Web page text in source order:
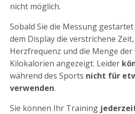
nicht möglich.
Sobald Sie die Messung
dem Display die verstrichene
Herzfrequenz und die Menge
Kilokalorien angezeigt. Leider
während des Sports nicht für
verwenden.
Sie können Ihr Training